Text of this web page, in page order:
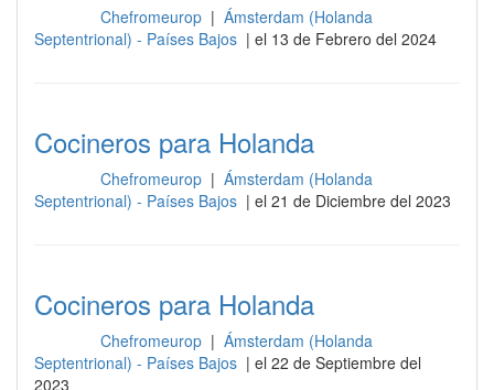
Chefromeurop | Ámsterdam (Holanda
Septentrional) - Países Bajos | el 13 de Febrero del 2024
Cocineros para Holanda
Chefromeurop | Ámsterdam (Holanda
Septentrional) - Países Bajos | el 21 de Diciembre del 2023
Cocineros para Holanda
Chefromeurop | Ámsterdam (Holanda
Septentrional) - Países Bajos | el 22 de Septiembre del
2023